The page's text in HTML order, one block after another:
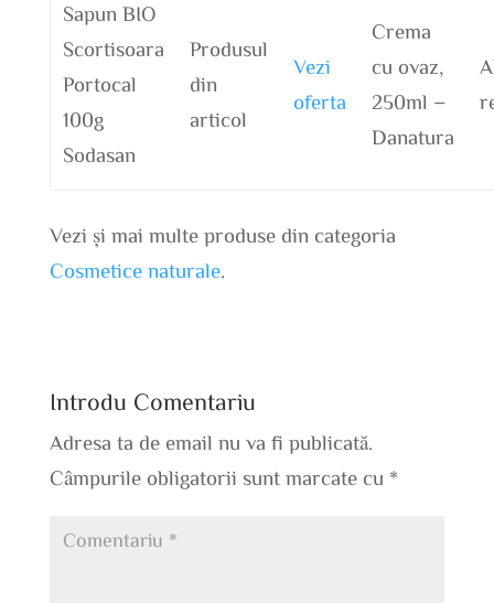
Sapun BIO
Scortisoara
Portocal
100g
Sodasan
Produsul
din
articol
Vezi
oferta
Crema
cu ovaz,
250ml –
Danatura
Vezi și mai multe produse din categoria
Cosmetice naturale.
Introdu Comentariu
Adresa ta de email nu va fi publicată.
Câmpurile obligatorii sunt marcate cu *